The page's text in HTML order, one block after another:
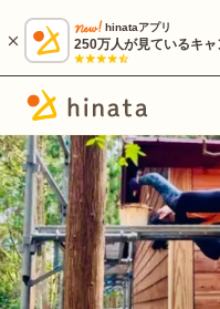
hinataアプリ
250万人が見ているキ